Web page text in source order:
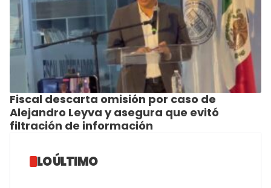
Fiscal descarta omisión por caso de
Alejandro Leyva y asegura que evitó
filtración de información
LO ÚLTIMO